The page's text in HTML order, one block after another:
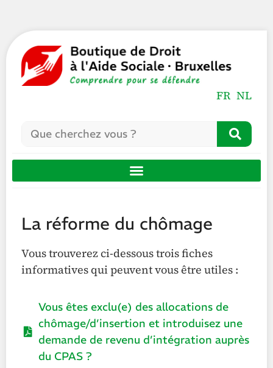
FR NL
La réforme du chômage
Vous trouverez ci-dessous trois fiches
informatives qui peuvent vous être utiles :
Vous êtes exclu(e) des allocations de
chômage/d’insertion et introduisez une
demande de revenu d’intégration auprès
du CPAS ?